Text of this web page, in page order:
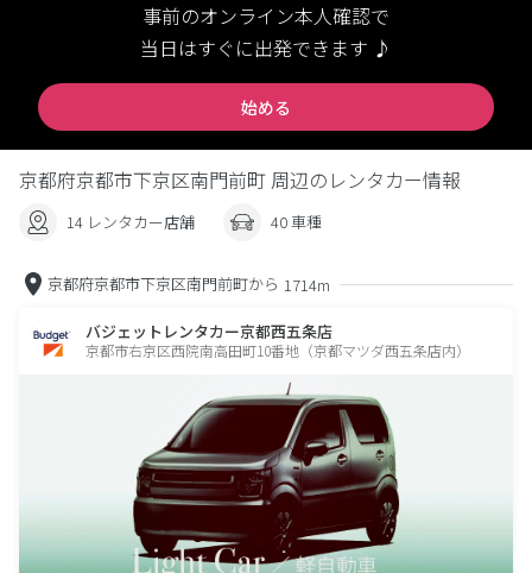
事前のオンライン本人確認で
当日はすぐに出発できます ♪
始める
京都府京都市下京区南門前町 周辺のレンタカー情報
14 レンタカー店舗 40 車種
京都府京都市下京区南門前町から 1714m
バジェットレンタカー京都西五条店
京都市右京区西院南高田町10番地（京都マツダ西五条店内）